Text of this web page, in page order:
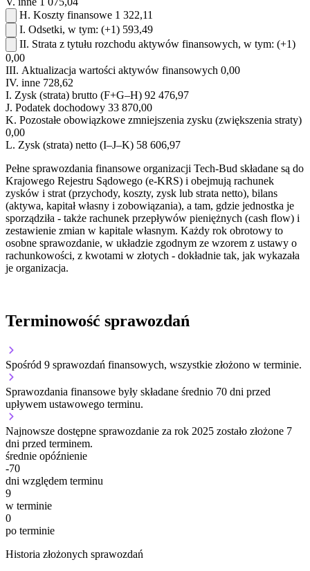
H. Koszty finansowe 1 322,11
I. Odsetki, w tym: (+1) 593,49
II. Strata z tytułu rozchodu aktywów finansowych, w tym: (+1)
0,00
III. Aktualizacja wartości aktywów finansowych 0,00
IV. inne 728,62
I. Zysk (strata) brutto (F+G–H) 92 476,97
J. Podatek dochodowy 33 870,00
K. Pozostałe obowiązkowe zmniejszenia zysku (zwiększenia straty)
0,00
L. Zysk (strata) netto (I–J–K) 58 606,97
Pełne sprawozdania finansowe organizacji Tech-Bud składane są do
Krajowego Rejestru Sądowego (e-KRS) i obejmują rachunek
zysków i strat (przychody, koszty, zysk lub strata netto), bilans
(aktywa, kapitał własny i zobowiązania), a tam, gdzie jednostka je
sporządziła - także rachunek przepływów pieniężnych (cash flow) i
zestawienie zmian w kapitale własnym. Każdy rok obrotowy to
osobne sprawozdanie, w układzie zgodnym ze wzorem z ustawy o
rachunkowości, z kwotami w złotych - dokładnie tak, jak wykazała
je organizacja.
Terminowość sprawozdań
Spośród 9 sprawozdań finansowych, wszystkie złożono w terminie.
Sprawozdania finansowe były składane średnio 70 dni przed
upływem ustawowego terminu.
Najnowsze dostępne sprawozdanie za rok 2025 zostało złożone 7
dni przed terminem.
średnie opóźnienie
-70
dni względem terminu
9
w terminie
0
po terminie
Historia złożonych sprawozdań